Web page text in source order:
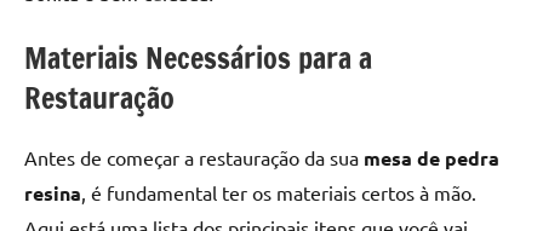
Materiais Necessários para a
Restauração
Antes de começar a restauração da sua mesa de pedra
resina, é fundamental ter os materiais certos à mão.